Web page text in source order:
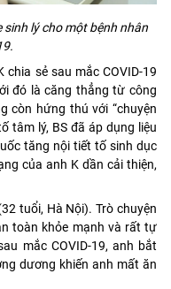
sinh lý cho một bệnh nhân
sẻ sau mắc COVID-19
đó là căng thẳng từ công
còn hứng thú với “chuyện
tâm lý, BS đã áp dụng liệu
tăng nội tiết tố sinh dục
của anh K dần cải thiện,
tuổi, Hà Nội). Trò chuyện
toàn khỏe mạnh và rất tự
mắc COVID-19, anh bắt
dương khiến anh mất ăn